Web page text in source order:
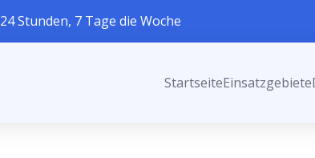
24 Stunden, 7 Tage die Woche
StartseiteEinsatzgebiete